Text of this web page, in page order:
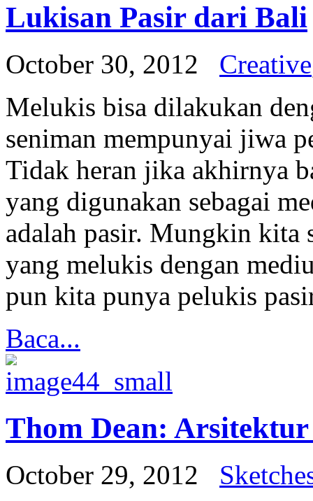
Lukisan Pasir dari Bali
October 30, 2012 Creative
Melukis bisa dilakukan
seniman mempunyai jiwa
Tidak heran jika akhirnya
yang digunakan sebagai
adalah pasir. Mungkin kita
yang melukis dengan
pun kita punya pelukis
Baca...
Thom Dean:
October 29, 2012